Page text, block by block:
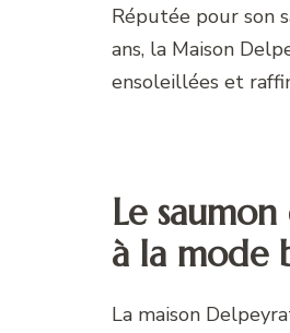
Réputée pour son
ans, la Maison
ensoleillées et
Le
à la mode
La maison